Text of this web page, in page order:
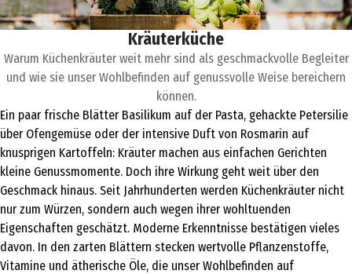
Kräuterküche
Warum Küchenkräuter weit mehr sind als geschmackvolle Begleiter
und wie sie unser Wohlbefinden auf genussvolle Weise bereichern
können.
Ein paar frische Blätter Basilikum auf der Pasta, gehackte Petersilie
über Ofengemüse oder der intensive Duft von Rosmarin auf
knusprigen Kartoffeln: Kräuter machen aus einfachen Gerichten
kleine Genussmomente. Doch ihre Wirkung geht weit über den
Geschmack hinaus. Seit Jahrhunderten werden Küchenkräuter nicht
nur zum Würzen, sondern auch wegen ihrer wohltuenden
Eigenschaften geschätzt. Moderne Erkenntnisse bestätigen vieles
davon. In den zarten Blättern stecken wertvolle Pflanzenstoffe,
Vitamine und ätherische Öle, die unser Wohlbefinden auf